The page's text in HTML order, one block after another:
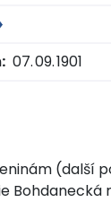
07. 09. 1901
(další
Bohdanecká